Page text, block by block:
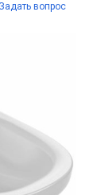
Задать вопрос